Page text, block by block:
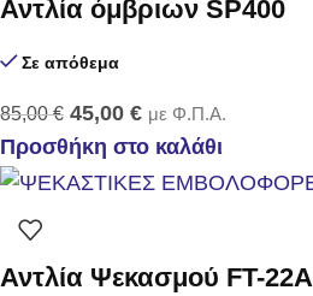
Αντλία όμβριων SP400
Σε απόθεμα
85,00€ 45,00 € με Φ.Π.Α.
Προσθήκη στο καλάθι
Αντλία Ψεκασμού FT-22Α